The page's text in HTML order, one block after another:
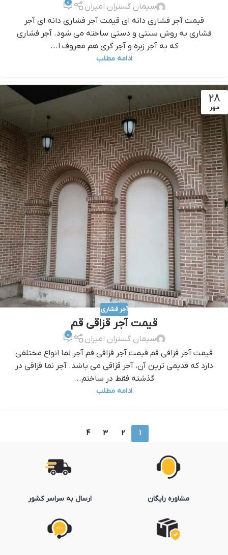
سیمان گستران امیران 0
قيمت آجر فشاري دانه اي قيمت آجر فشاري دانه اي آجر
فشاری به روش سنتی و دستی ساخته می شود. آجر فشاری
که به آجر زبره و آجر گری هم معروف ا...
ادامه مطلب
28
مهر
آجر فشاری
قيمت آجر قزاقي قم
سیمان گستران امیران 0
قيمت آجر قزاقي قم قيمت آجر قزاقي قم آجر نما انواع مختلفی
دارد که قدیمی ترین آن، آجر قزاقی می باشد. آجر نما قزاقی در
گذشته فقط در ساختم...
ادامه مطلب
1
2
3
4
مشاوره رایگان ارسال به سراسر کشور